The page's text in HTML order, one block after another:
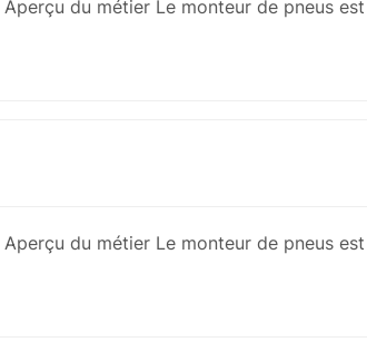
du métier Le monteur de pneus
du métier Le monteur de pneus